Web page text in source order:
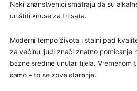
Neki znanstvenici smatraju da su
uništiti viruse za tri sata.
Moderni tempo života i stalni pad
za većinu ljudi znači znatno pomicanje
bazne sredine unutar tijela. Vremenom
samo – to se zove starenje.